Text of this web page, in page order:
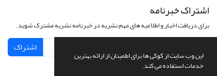
این وب سایت از کوکی ها برای اطمینان از ارائه بهترین
خدمات استفاده می کند.
اشتراک خبرنامه
برای دریافت اخبار و اطلاعیه های مهم نشریه در خبرنامه نشریه مشترک شوید.
اشتراک